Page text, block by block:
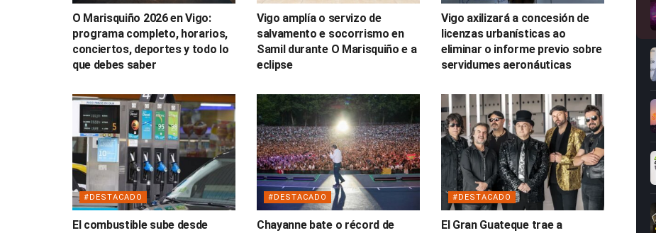
O Marisquiño 2026 en Vigo:
programa completo, horarios,
conciertos, deportes y todo lo
que debes saber
Vigo amplía o servizo de
salvamento e socorrismo en
Samil durante O Marisquiño e a
eclipse
Vigo axilizará a concesión de
licenzas urbanísticas ao
eliminar o informe previo sobre
servidumes aeronáuticas
#DESTACADO
El combustible sube desde
#DESTACADO
Chayanne bate o récord de
#DESTACADO
El Gran Guateque trae a